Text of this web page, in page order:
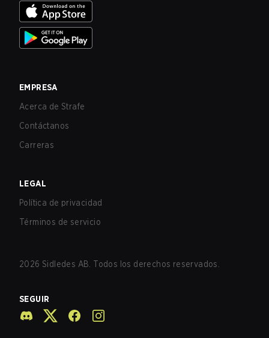
EMPRESA
Acerca de Strafe
Contáctanos
Carreras
LEGAL
Política de privacidad
Términos de servicio
2026 Sidledes AB. Todos los derechos reservados.
SEGUIR